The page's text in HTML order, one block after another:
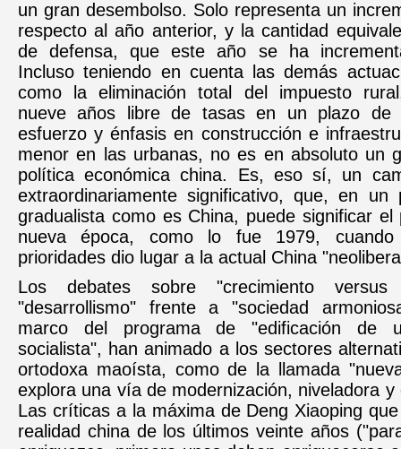
un gran desembolso. Solo representa un
respecto al año anterior, y la cantidad
de defensa, que este año se ha
Incluso teniendo en cuenta las demás
como la eliminación total del impuesto
nueve años libre de tasas en un plazo de
esfuerzo y énfasis en construcción e
menor en las urbanas, no es en absoluto un
política económica china. Es, eso sí, un
extraordinariamente significativo, que, en
gradualista como es China, puede significar el
nueva época, como lo fue 1979,
prioridades dio lugar a la actual China
Los debates sobre "crecimiento versus
"desarrollismo" frente a "sociedad
marco del programa de "edificación de
socialista", han animado a los sectores
ortodoxa maoísta, como de la llamada
explora una vía de modernización, niveladora
Las críticas a la máxima de Deng Xiaoping
realidad china de los últimos veinte años